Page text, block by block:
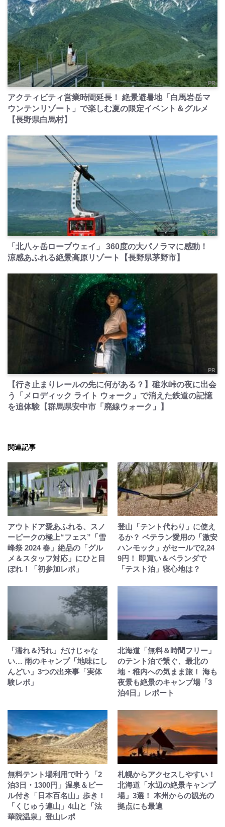
PR
アクティビティ営業時間延長！ 絶景避暑地「白馬岩岳マ
ウンテンリゾート」で楽しむ夏の限定イベント＆グルメ
【長野県白馬村】
PR
「北八ヶ岳ロープウェイ」 360度の大パノラマに感動！
涼感あふれる絶景高原リゾート【長野県茅野市】
PR
【行き止まりレールの先に何がある？】碓氷峠の夜に出会
う「メロディック ライト ウォーク」で消えた鉄道の記憶
を追体験【群馬県安中市「廃線ウォーク」】
関連記事
アウトドア愛あふれる、スノ
ーピークの極上“フェス”「雪
峰祭 2024 春」絶品の「グル
メ＆スタッフ対応」にひと目
ぼれ！「初参加レポ」
登山「テント代わり」に使え
るか？ ベテラン愛用の「激安
ハンモック」がセールで2,24
9円！ 即買い＆ベランダで
「テスト泊」寝心地は？
「濡れ＆汚れ」だけじゃな
い… 雨のキャンプ「地味にし
んどい」3つの出来事「実体
験レポ」
北海道「無料＆時間フリー」
のテント泊で繋ぐ、最北の
地・稚内への気まま旅！ 海も
夜景も絶景のキャンプ場「3
泊4日」レポート
無料テント場利用で叶う「2
泊3日・1300円」温泉＆ビー
ル付き「日本百名山」歩き！
「くじゅう連山」4山と「法
華院温泉」登山レポ
札幌からアクセスしやすい！
北海道「水辺の絶景キャンプ
場」3選！ 本州からの観光の
拠点にも最適